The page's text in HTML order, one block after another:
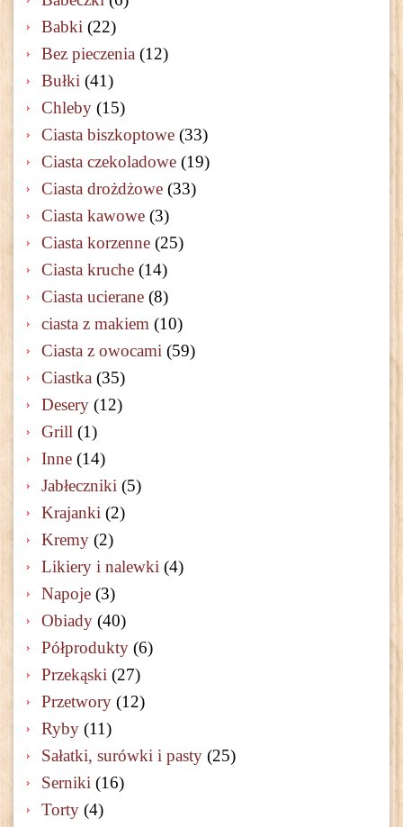
Babki (22)
Bez pieczenia (12)
Bułki (41)
Chleby (15)
Ciasta biszkoptowe (33)
Ciasta czekoladowe (19)
Ciasta drożdżowe (33)
Ciasta kawowe (3)
Ciasta korzenne (25)
Ciasta kruche (14)
Ciasta ucierane (8)
ciasta z makiem (10)
Ciasta z owocami (59)
Ciastka (35)
Desery (12)
Grill (1)
Inne (14)
Jabłeczniki (5)
Krajanki (2)
Kremy (2)
Likiery i nalewki (4)
Napoje (3)
Obiady (40)
Półprodukty (6)
Przekąski (27)
Przetwory (12)
Ryby (11)
Sałatki, surówki i pasty (25)
Serniki (16)
Torty (4)